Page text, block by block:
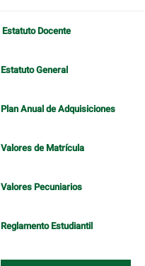
Estatuto Docente
Estatuto General
Plan Anual de Adquisiciones
Valores de Matrícula
Valores Pecuniarios
Reglamento Estudiantil